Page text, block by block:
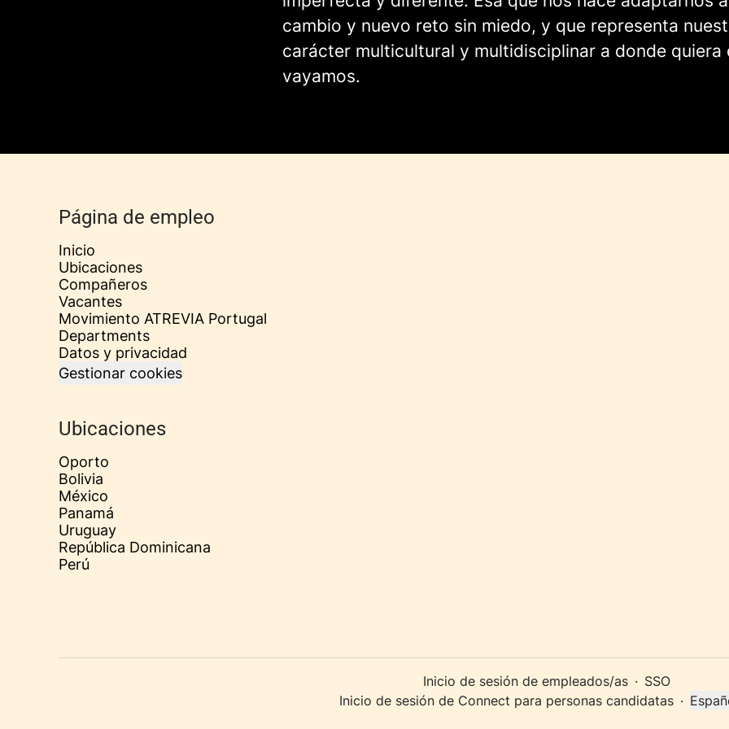
cambio y nuevo reto sin miedo, y que representa
carácter multicultural y multidisciplinar a donde quiera
vayamos.
Página de empleo
Inicio
Ubicaciones
Compañeros
Vacantes
Movimiento ATREVIA Portugal
Departments
Datos y privacidad
Gestionar cookies
Ubicaciones
Oporto
Bolivia
México
Panamá
Uruguay
República Dominicana
Perú
Inicio de sesión de empleados/as · SSO
Inicio de sesión de Connect para personas candidatas ·